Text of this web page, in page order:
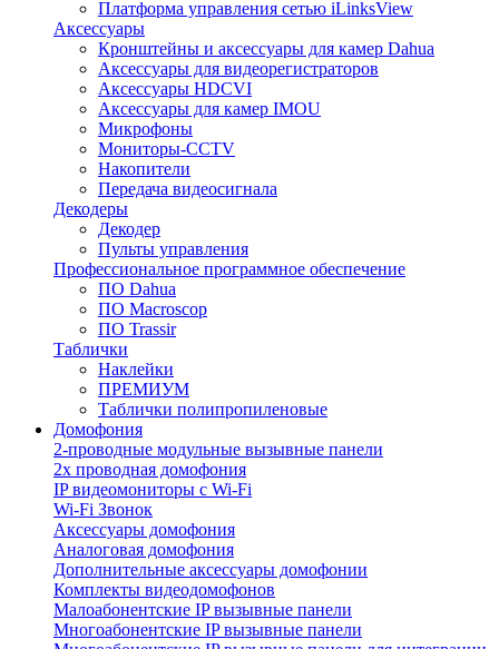
Платформа управления сетью iLinksView
Аксессуары
Кронштейны и аксессуары для камер Dahua
Аксессуары для видеорегистраторов
Аксессуары HDCVI
Аксессуары для камер IMOU
Микрофоны
Мониторы-CCTV
Накопители
Передача видеосигнала
Декодеры
Декодер
Пульты управления
Профессиональное программное обеспечение
ПО Dahua
ПО Macroscop
ПО Trassir
Таблички
Наклейки
ПРЕМИУМ
Таблички полипропиленовые
Домофония
2-проводные модульные вызывные панели
2х проводная домофония
IP видеомониторы с Wi-Fi
Wi-Fi Звонок
Аксессуары домофония
Аналоговая домофония
Дополнительные аксессуары домофонии
Комплекты видеодомофонов
Малоабонентские IP вызывные панели
Многоабонентские IP вызывные панели